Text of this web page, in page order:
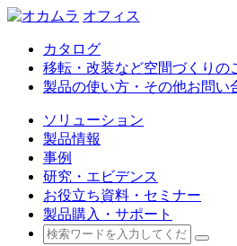
オフィス
カタログ
移転・改装など空間づくりの
製品の使い方・その他お問い
ソリューション
製品情報
事例
研究・エビデンス
お役立ち資料・セミナー
製品購入・サポート